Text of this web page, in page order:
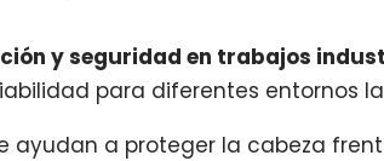
y seguridad en trabajos
para diferentes entornos
ayudan a proteger la cabeza